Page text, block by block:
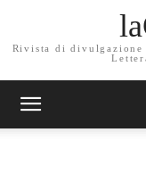
Rivista di divulgazione